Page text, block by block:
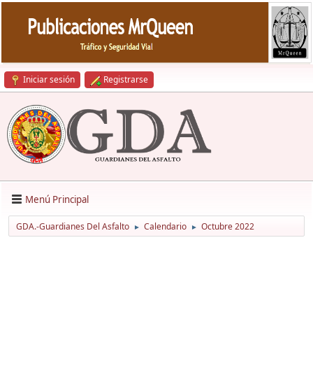
Iniciar sesión Registrarse
Menú Principal
GDA.-Guardianes Del Asfalto ► Calendario ► Octubre 2022